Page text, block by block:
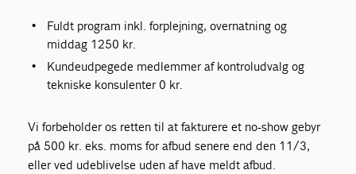
Fuldt program inkl. forplejning, overnatning og
middag 1250 kr.
Kundeudpegede medlemmer af kontroludvalg og
tekniske konsulenter 0 kr.
Vi forbeholder os retten til at fakturere et no-show gebyr
på 500 kr. eks. moms for afbud senere end den 11/3,
eller ved udeblivelse uden af have meldt afbud.